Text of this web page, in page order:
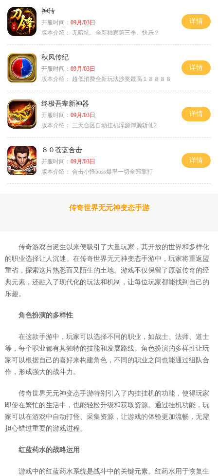
神转
开服时间： 09月/03日
版本介绍： 无暗坑、全新独家第三季、快乐？
详情
秋风传纪
开服时间： 09月/03日
版本介绍：
超低消费全新玩法沙奖最高１８８８８
详情
终极吾辈新神器
开服时间： 09月/03日
版本介绍：
三天合区自动挂机浑源渾源斩仙2
详情
８０苍蓝合击
开服时间： 09月/03日
版本介绍： 合击小怪boss爆率一切全部靠打
详情
传奇世界无元神变态手游
传奇游戏自诞生以来便吸引了大量玩家，其开放的世界和多样化
的职业选择让人沉迷。在传奇世界无元神变态手游中，玩家将重返盟
重省，探索这片熟悉而又陌生的土地。游戏不仅保留了原版传奇的经
典元素，还融入了现代化的玩法和机制，让每位玩家都能找到自己的
乐趣。
角色扮演的多样性
在这款手游中，玩家可以选择不同的职业，如战士、法师、道士
等，每个职业都有其独特的技能和发展路线。角色扮演的多样性让玩
家可以根据自己的喜好来构建角色，不同的职业之间也能通过组队合
作，形成强大的战斗力。
传奇世界无元神变态手游特别引入了内挂挂机的功能，使得玩家
即使在繁忙的生活中，也能轻松升级和获取资源。通过挂机功能，玩
家可以在游戏中自动打怪、采集资源，让游戏的体验更加流畅，无需
担心错过重要的游戏进程。
红蓝药水的战略运用
游戏中的红蓝药水系统是战斗中的关键元素。红药水用于恢复生